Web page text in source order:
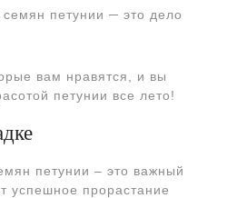
петунии ─ это дело
вам нравятся, и вы
петунии все лето!
петунии ‒ это важный
успешное прорастание